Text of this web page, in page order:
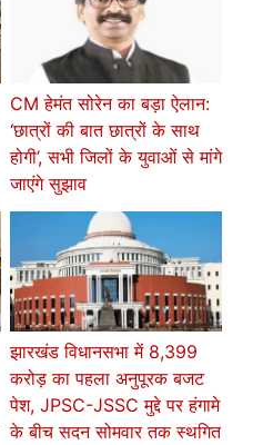
CM हेमंत सोरेन का बड़ा ऐलान:
‘छात्रों की बात छात्रों के साथ
होगी’, सभी जिलों के युवाओं से मांगे
जाएंगे सुझाव
झारखंड विधानसभा में 8,399
करोड़ का पहला अनुपूरक बजट
पेश, JPSC-JSSC मुद्दे पर हंगामे
के बीच सदन सोमवार तक स्थगित